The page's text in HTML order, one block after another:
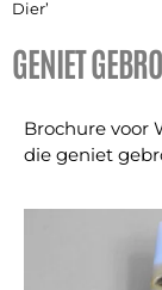
Dier’
GENIET
Brochure voor
die geniet